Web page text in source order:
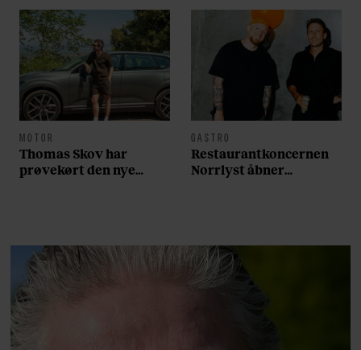
MOTOR
Thomas Skov har
prøvekørt den nye
GASTRO
Restaurantkoncernen
Norrlyst åbner